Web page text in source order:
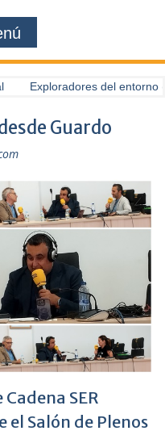
Exploradores del entorno
Guardo
SER
Salón de Plenos